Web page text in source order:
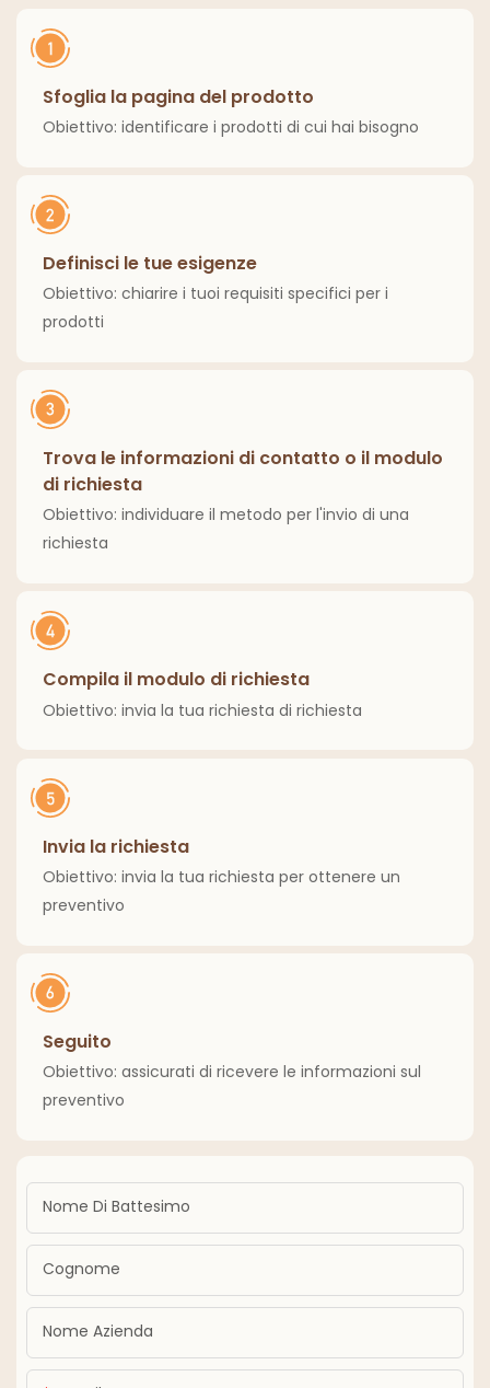
Sfoglia la pagina del prodotto
Obiettivo: identificare i prodotti di cui hai bisogno
Definisci le tue esigenze
Obiettivo: chiarire i tuoi requisiti specifici per i
prodotti
Trova le informazioni di contatto o il modulo
di richiesta
Obiettivo: individuare il metodo per l'invio di una
richiesta
Compila il modulo di richiesta
Obiettivo: invia la tua richiesta di richiesta
Invia la richiesta
Obiettivo: invia la tua richiesta per ottenere un
preventivo
Seguito
Obiettivo: assicurati di ricevere le informazioni sul
preventivo
Nome Di Battesimo
Cognome
Nome Azienda